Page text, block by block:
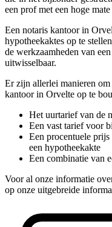
een prof met een hoge
Een notaris kantoor in
hypotheekaktes op te
de werkzaamheden van
uitwisselbaar.
Er zijn allerlei manieren
kantoor in Orvelte op te
Het uurtarief van de
Een vast tarief voor
Een procentuele
een hypotheekakte
Een combinatie van
Voor al onze informatie
op onze uitgebreide